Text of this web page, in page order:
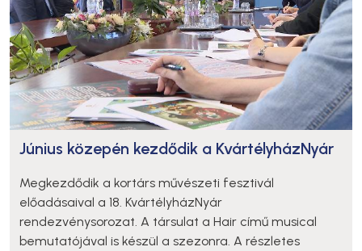
Június közepén kezdődik a KvártélyházNyár
Megkezdődik a kortárs művészeti fesztivál
előadásaival a 18. KvártélyházNyár
rendezvénysorozat. A társulat a Hair című musical
bemutatójával is készül a szezonra. A részletes